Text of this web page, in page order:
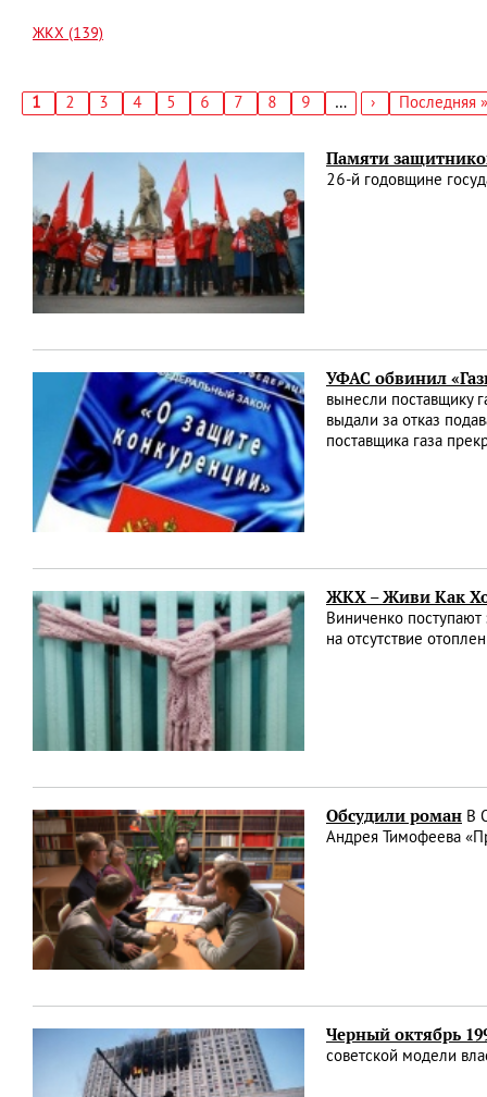
ЖКХ (139)
Текущая
1 Страница
2 Страница
3 Страница
4 Страница
5 Страница
6 Страница
7 Страница
8 Страница
9 …
Следующая
›
Последняя
Последняя »
Памяти
26-й годовщине
УФАС обвинил
вынесли поставщику
выдали за отказ
поставщика газа
ЖКХ – Живи Как
Виниченко
на отсутствие
Обсудили роман В
Андрея Тимофеева
Черный октябрь
советской модели